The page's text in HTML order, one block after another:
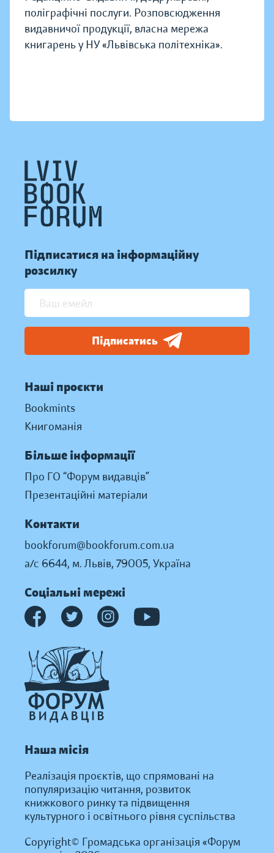
поліграфічні послуги. Розповсюдження
видавничої продукції, власна мережа
книгарень у НУ «Львівська політехніка».
Підписатися на інформаційну
розсилку
Підписатись
Наші проєкти
Bookmints
Книгоманія
Більше інформації
Про ГО “Форум видавців”
Презентаційні матеріали
Контакти
bookforum@bookforum.com.ua
а/с 6644, м. Львів, 79005, Україна
Соціальні мережі
Наша місія
Реалізація проєктів, що спрямовані на
популяризацію читання, розвиток
книжкового ринку та підвищення
культурного і освітнього рівня суспільства
Copyright© Громадська організація «Форум